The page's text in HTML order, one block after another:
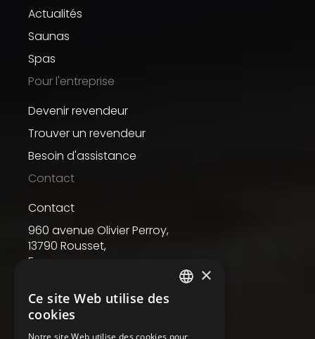
Actualités
Saunas
Spas
Pour l'entreprise
Devenir revendeur
Trouver un revendeur
Besoin d'assistance
Contact
Contact
960 avenue Olivier Perroy,
13790 Rousset,
France
Holl's est une marque du
FRENCH
×
Ce site Web utilise des
cookies
Notre site Web utilise des cookies pour